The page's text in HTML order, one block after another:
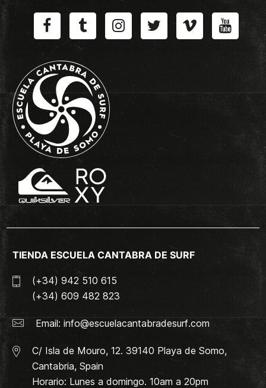
TIENDA ESCUELA CANTABRA DE SURF
(+34) 942 510 615
(+34) 609 482 823
Email: info@escuelacantabradesurf.com
C/ Isla de Mouro, 12. 39140 Playa de Somo,
Cantabria, Spain
Horario: Lunes a domingo. 10am a 20pm